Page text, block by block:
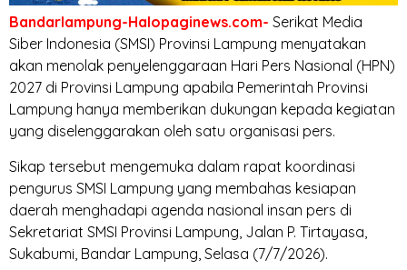
Bandarlampung-Halopaginews.com- Serikat Media
Siber Indonesia (SMSI) Provinsi Lampung menyatakan
akan menolak penyelenggaraan Hari Pers Nasional (HPN)
2027 di Provinsi Lampung apabila Pemerintah Provinsi
Lampung hanya memberikan dukungan kepada kegiatan
yang diselenggarakan oleh satu organisasi pers.
Sikap tersebut mengemuka dalam rapat koordinasi
pengurus SMSI Lampung yang membahas kesiapan
daerah menghadapi agenda nasional insan pers di
Sekretariat SMSI Provinsi Lampung, Jalan P. Tirtayasa,
Sukabumi, Bandar Lampung, Selasa (7/7/2026).